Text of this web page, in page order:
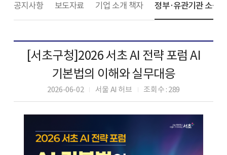
공지사항 보도자료 기업 소개 책자 정부·유관기관 소식
[서초구청]2026 서초 AI 전략 포럼 AI
기본법의 이해와 실무대응
2026-06-02 서울 AI 허브 조회수 : 289